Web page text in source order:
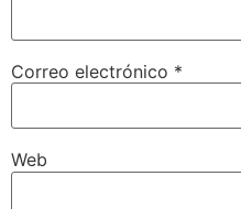
Correo electrónico *
Web